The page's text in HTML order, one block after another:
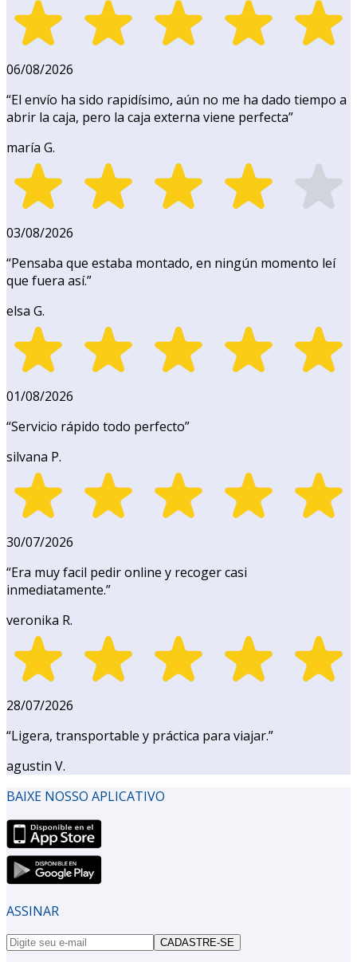
06/08/2026
“El envío ha sido rapidísimo, aún no me ha dado tiempo a
abrir la caja, pero la caja externa viene perfecta”
maría G.
03/08/2026
“Pensaba que estaba montado, en ningún momento leí
que fuera así.”
elsa G.
01/08/2026
“Servicio rápido todo perfecto”
silvana P.
30/07/2026
“Era muy facil pedir online y recoger casi
inmediatamente.”
veronika R.
28/07/2026
“Ligera, transportable y práctica para viajar.”
agustin V.
BAIXE NOSSO APLICATIVO
ASSINAR
CADASTRE-SE